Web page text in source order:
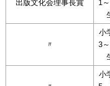
出版文化会理事長賞
1
〃
小
3
小